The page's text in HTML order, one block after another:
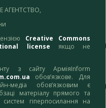
АГЕНТСТВО,
Creative Commons
license якщо не
з сайту АрміяInform
обов’язкове. Для
медіа обов’язковим є
матеріалу прямого та
гіперпосилання на